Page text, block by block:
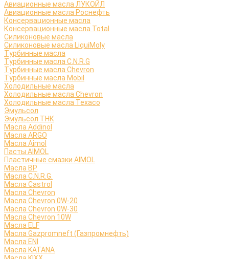
Авиационные масла ЛУКОЙЛ
Авиационные масла Роснефть
Консервационные масла
Консервационные масла Total
Силиконовые масла
Силиконовые масла LiquiMoly
Турбинные масла
Турбинные масла C.N.R.G
Турбинные масла Chevron
Турбинные масла Mobil
Холодильные масла
Холодильные масла Chevron
Холодильные масла Texaco
Эмульсол
Эмульсол ТНК
Масла Addinol
Масла ARGO
Масла Aimol
Пасты AIMOL
Пластичные смазки AIMOL
Масла BP
Масла C.N.R.G.
Масла Castrol
Масла Chevron
Масла Chevron 0W-20
Масла Chevron 0W-30
Масла Chevron 10W
Масла ELF
Масла Gazpromneft (Газпромнефть)
Масла ENI
Масла KATANA